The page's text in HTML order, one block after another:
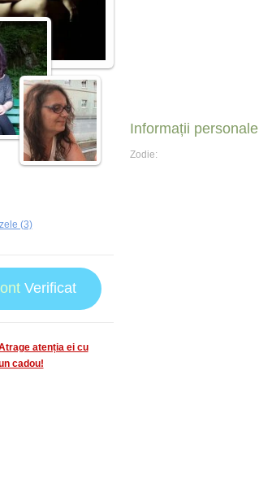
(3)
Verificat
atenția ei cu
cadou!
Informații personale
Zodie: